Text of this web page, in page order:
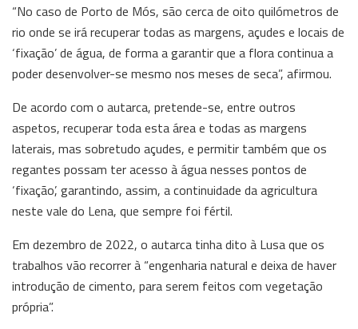
“No caso de Porto de Mós, são cerca de oito quilómetros de
rio onde se irá recuperar todas as margens, açudes e locais de
‘fixação’ de água, de forma a garantir que a flora continua a
poder desenvolver-se mesmo nos meses de seca”, afirmou.
De acordo com o autarca, pretende-se, entre outros
aspetos, recuperar toda esta área e todas as margens
laterais, mas sobretudo açudes, e permitir também que os
regantes possam ter acesso à água nesses pontos de
‘fixação’, garantindo, assim, a continuidade da agricultura
neste vale do Lena, que sempre foi fértil.
Em dezembro de 2022, o autarca tinha dito à Lusa que os
trabalhos vão recorrer à “engenharia natural e deixa de haver
introdução de cimento, para serem feitos com vegetação
própria”.